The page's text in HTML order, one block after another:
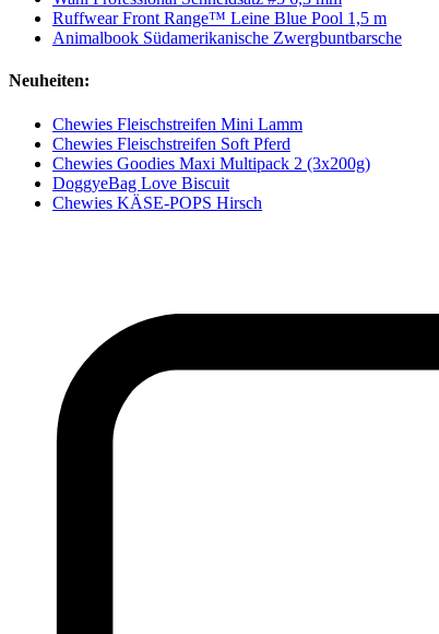
Ruffwear Front Range™ Leine Blue Pool 1,5 m
Animalbook Südamerikanische Zwergbuntbarsche
Neuheiten:
Chewies Fleischstreifen Mini Lamm
Chewies Fleischstreifen Soft Pferd
Chewies Goodies Maxi Multipack 2 (3x200g)
DoggyeBag Love Biscuit
Chewies KÄSE-POPS Hirsch